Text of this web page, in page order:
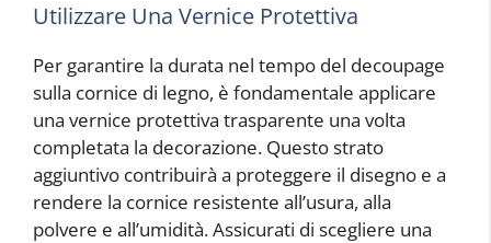
Utilizzare Una Vernice Protettiva
Per garantire la durata nel tempo del decoupage
sulla cornice di legno, è fondamentale applicare
una vernice protettiva trasparente una volta
completata la decorazione. Questo strato
aggiuntivo contribuirà a proteggere il disegno e a
rendere la cornice resistente all’usura, alla
polvere e all’umidità. Assicurati di scegliere una